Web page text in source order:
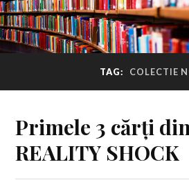
TAG: COLECTIE
Primele 3 cărți
REALITY SHOCK